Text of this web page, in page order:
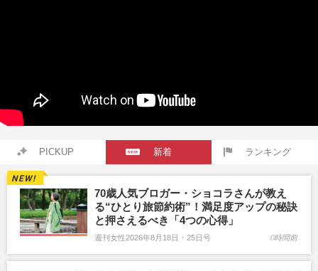
PICKUP 新着 ランキング
70歳人気ブロガー・ショコラさんが教え
る“ひとり旅節約術”！満足度アップの秘訣
と押さえるべき「4つの心得」
週刊女性2026年8月18日・25日号 0時間前